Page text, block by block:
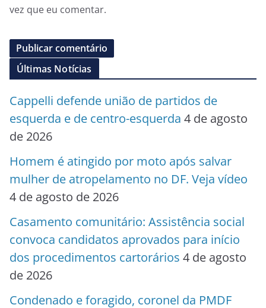
vez que eu comentar.
Últimas Notícias
Cappelli defende união de partidos de
esquerda e de centro-esquerda 4 de agosto
de 2026
Homem é atingido por moto após salvar
mulher de atropelamento no DF. Veja vídeo
4 de agosto de 2026
Casamento comunitário: Assistência social
convoca candidatos aprovados para início
dos procedimentos cartorários 4 de agosto
de 2026
Condenado e foragido, coronel da PMDF